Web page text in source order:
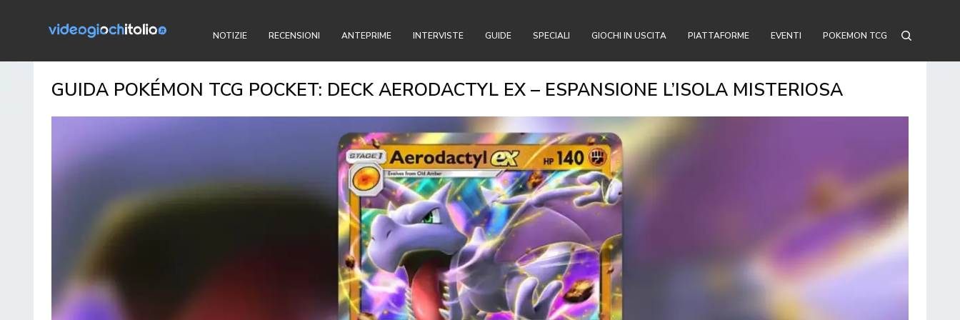
NOTIZIE RECENSIONI ANTEPRIME INTERVISTE GUIDE SPECIALI GIOCHI IN USCITA PIATTAFORME EVENTI POKEMON TCG
GUIDA POKÉMON TCG POCKET: DECK AERODACTYL EX – ESPANSIONE L’ISOLA MISTERIOSA